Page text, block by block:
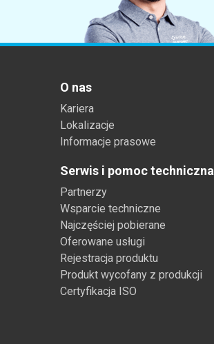
O nas
Kariera
Lokalizacje
Informacje prasowe
Serwis i pomoc techniczna
Partnerzy
Wsparcie techniczne
Najczęściej pobierane
Oferowane usługi
Rejestracja produktu
Produkt wycofany z produkcji
Certyfikacja ISO